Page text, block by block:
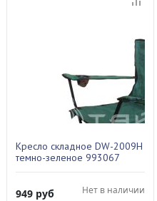
Кресло складное DW-2009H
темно-зеленое 993067
949 руб Нет в наличии